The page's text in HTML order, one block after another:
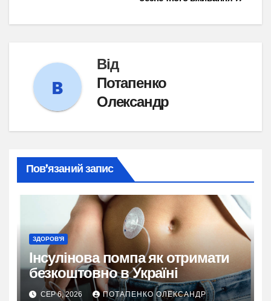
Від
Потапенко
Олександр
Пов’язаний запис
ЗДОРОВ'Я
Інсулінова помпа як отримати
безкоштовно в Україні
СЕР 6, 2026 ПОТАПЕНКО ОЛЕКСАНДР